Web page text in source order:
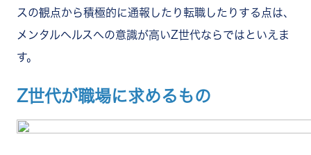
スの観点から積極的に通報したり転職したりする点は、
メンタルヘルスへの意識が高いZ世代ならではといえま
す。
Z世代が職場に求めるもの